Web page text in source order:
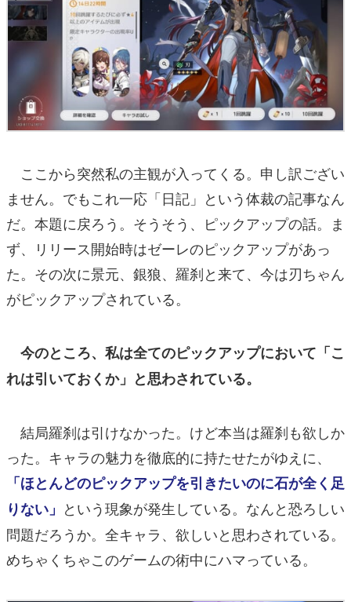
ここから突然私の主観が入ってくる。申し訳ござい
ません。でもこれ一応「日記」という体裁の記事なん
だ。本題に戻ろう。そうそう、ピックアップの話。ま
ず、リリース開始時はゼーレのピックアップがあっ
た。その次に景元、銀狼、羅刹と来て、今は刃ちゃん
がピックアップされている。
今のところ、私は全てのピックアップにおいて「こ
れは引いておくか」と思わされている。
結局羅刹は引けなかった。けど本当は羅刹も欲しか
った。キャラの魅力を徹底的に持たせたがゆえに、
「ほとんどのピックアップを引きたいのに石が全く足
りない」 という現象が発生している。なんと恐ろしい
問題だろうか。全キャラ、欲しいと思わされている。
めちゃくちゃこのゲームの術中にハマっている。